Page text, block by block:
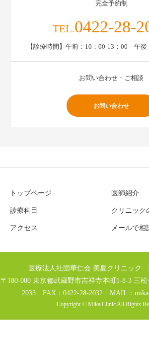
完全予約制
TEL.0422-28-
【診療時間】午前：10：00-13：00 午後
お問い合わせ・ご相談
お問い合わせ
トップページ 医師紹介
診療科目 クリニック
アクセス メールで相
医療法人社団華仁会 美夏クリニック
〒180-000 東京都武蔵野市吉祥寺本町1-8-3 三
2033 FAX：0422-28-2032 MAIL：
Copyright © Mika Clinic All Rights